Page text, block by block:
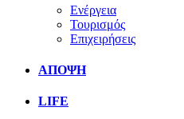
Ενέργεια
Τουρισμός
Επιχειρήσεις
ΑΠΟΨΗ
LIFE